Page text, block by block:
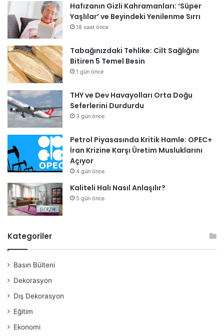
Hafızanın Gizli Kahramanları: ‘Süper
Yaşlılar’ ve Beyindeki Yenilenme Sırrı
18 saat önce
Tabağınızdaki Tehlike: Cilt Sağlığını
Bitiren 5 Temel Besin
1 gün önce
THY ve Dev Havayolları Orta Doğu
Seferlerini Durdurdu
3 gün önce
Petrol Piyasasında Kritik Hamle: OPEC+
İran Krizine Karşı Üretim Musluklarını
Açıyor
4 gün önce
Kaliteli Halı Nasıl Anlaşılır?
5 gün önce
Kategoriler
Basın Bülteni
Dekorasyon
Dış Dekorasyon
Eğitim
Ekonomi